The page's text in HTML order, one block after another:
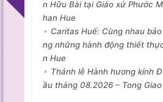
n Hữu Bài tại Giáo xứ Phước
han Hue
Caritas Huế: Cùng nhau
ng những hành động thiết
n Hue
Thánh lễ Hành hương kính
ầu tháng 08.2026 – Tong